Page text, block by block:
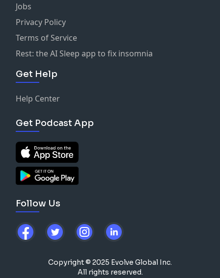
Jobs
Privacy Policy
Terms of Service
Rest: the AI Sleep app to fix insomnia
Get Help
Help Center
Get Podcast App
Follow Us
Copyright © 2025 Evolve Global Inc.
All rights reserved.